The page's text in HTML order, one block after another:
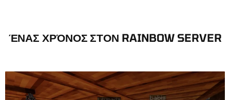
ΈΝΑΣ ΧΡΌΝΟΣ ΣΤΟΝ RAINBOW SERVER